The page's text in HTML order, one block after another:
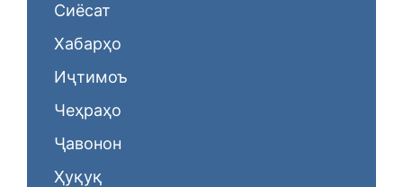
Сиёсат
Хабарҳо
Иҷтимоъ
Чеҳраҳо
Ҷавонон
Ҳуқуқ